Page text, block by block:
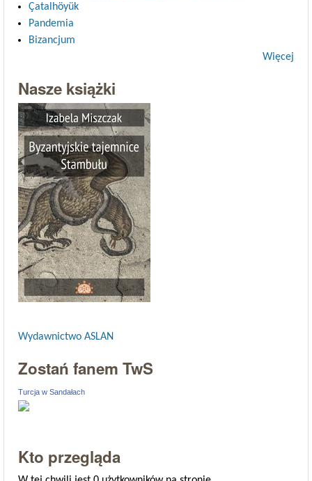
Çatalhöyük
Pandemia
Bizancjum
Więcej
Nasze książki
Wydawnictwo ASLAN
Zostań fanem TwS
Turcja w Sandałach
Kto przegląda